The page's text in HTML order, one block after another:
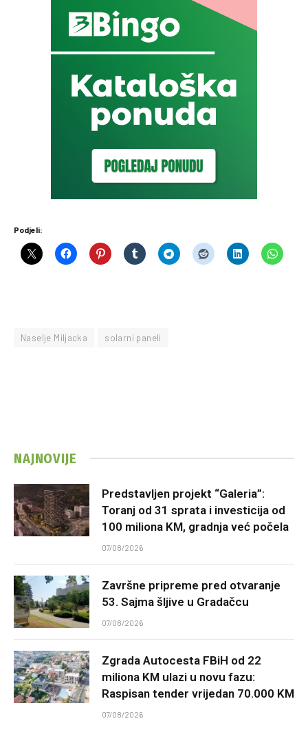
Podjeli:
Naselje Miljacka solarni paneli
NAJNOVIJE
Predstavljen projekt “Galeria”:
Toranj od 31 sprata i investicija od
100 miliona KM, gradnja već počela
07/08/2026
Završne pripreme pred otvaranje
53. Sajma šljive u Gradačcu
07/08/2026
Zgrada Autocesta FBiH od 22
miliona KM ulazi u novu fazu:
Raspisan tender vrijedan 70.000 KM
07/08/2026